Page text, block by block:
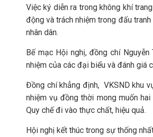
Việc ký diễn ra trong không khí
động và trách nhiệm trong đấu
nhân dân.
Bế mạc Hội nghị, đồng chí
nhiệm của các đại biểu và đánh giá
Đồng chí khẳng định, VKSND khu
nhiệm vụ đồng thời mong muốn
Quy chế đi vào thực chất, hiệu quả.
Hội nghị kết thúc trong sự thống